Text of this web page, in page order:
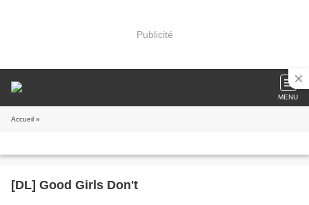
Publicité
MENU
Accueil »
[DL] Good Girls Don't